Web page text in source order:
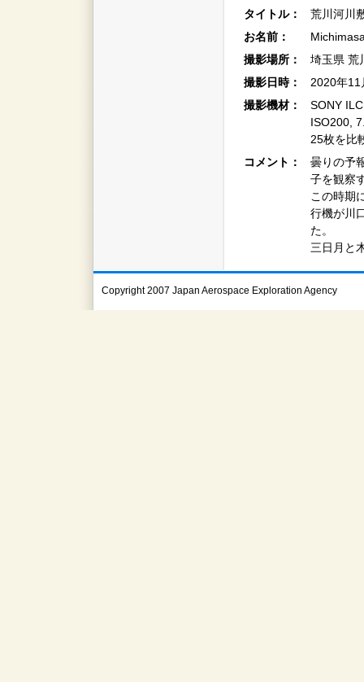
タイトル：
荒川河川
お名前：
撮影場所：
埼玉県 荒
撮影日時：
2020年
撮影機材：
SONY
ISO200,
25枚を比
コメント：
曇りの予
子を観察
この時期
行機が川
た。
三日月と
Copyright 2007 Japan Aerospace Exploration Agency